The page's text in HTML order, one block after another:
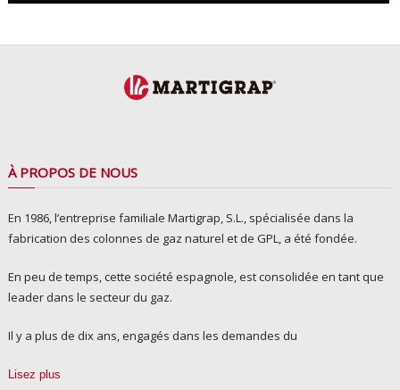
À PROPOS DE NOUS
En 1986, l’entreprise familiale Martigrap, S.L., spécialisée dans la
fabrication des colonnes de gaz naturel et de GPL, a été fondée.
En peu de temps, cette société espagnole, est consolidée en tant que
leader dans le secteur du gaz.
Il y a plus de dix ans, engagés dans les demandes du
Lisez plus